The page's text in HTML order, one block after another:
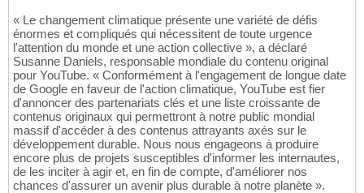
« Le changement climatique présente une variété de défis
énormes et compliqués qui nécessitent de toute urgence
l'attention du monde et une action collective », a déclaré
Susanne Daniels, responsable mondiale du contenu original
pour YouTube. « Conformément à l'engagement de longue date
de Google en faveur de l'action climatique, YouTube est fier
d'annoncer des partenariats clés et une liste croissante de
contenus originaux qui permettront à notre public mondial
massif d'accéder à des contenus attrayants axés sur le
développement durable. Nous nous engageons à produire
encore plus de projets susceptibles d'informer les internautes,
de les inciter à agir et, en fin de compte, d'améliorer nos
chances d'assurer un avenir plus durable à notre planète ».